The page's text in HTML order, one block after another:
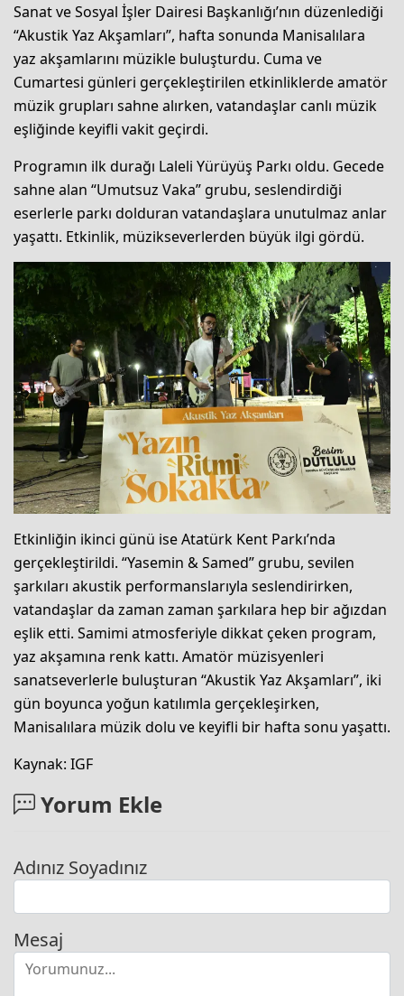
Sanat ve Sosyal İşler Dairesi Başkanlığı’nın düzenlediği
“Akustik Yaz Akşamları”, hafta sonunda Manisalılara
yaz akşamlarını müzikle buluşturdu. Cuma ve
Cumartesi günleri gerçekleştirilen etkinliklerde amatör
müzik grupları sahne alırken, vatandaşlar canlı müzik
eşliğinde keyifli vakit geçirdi.
Programın ilk durağı Laleli Yürüyüş Parkı oldu. Gecede
sahne alan “Umutsuz Vaka” grubu, seslendirdiği
eserlerle parkı dolduran vatandaşlara unutulmaz anlar
yaşattı. Etkinlik, müzikseverlerden büyük ilgi gördü.
Etkinliğin ikinci günü ise Atatürk Kent Parkı’nda
gerçekleştirildi. “Yasemin & Samed” grubu, sevilen
şarkıları akustik performanslarıyla seslendirirken,
vatandaşlar da zaman zaman şarkılara hep bir ağızdan
eşlik etti. Samimi atmosferiyle dikkat çeken program,
yaz akşamına renk kattı. Amatör müzisyenleri
sanatseverlerle buluşturan “Akustik Yaz Akşamları”, iki
gün boyunca yoğun katılımla gerçekleşirken,
Manisalılara müzik dolu ve keyifli bir hafta sonu yaşattı.
Kaynak: IGF
Yorum Ekle
Adınız Soyadınız
Mesaj